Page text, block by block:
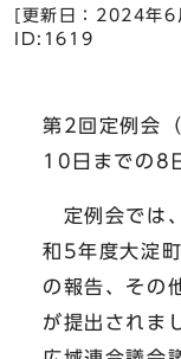
[更新日： 2024年6
ID:1619
第2回定例会
10日までの8
定例会では
和5年度大淀
の報告、その
が提出されま